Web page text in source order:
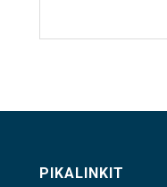
PIKALINKIT